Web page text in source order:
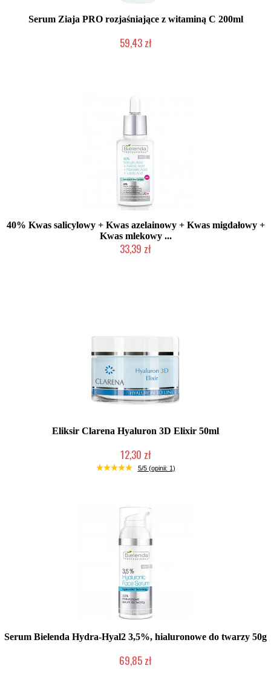
Serum Ziaja PRO rozjaśniające z witaminą C 200ml
59,43 zł
40% Kwas salicylowy + Kwas azelainowy + Kwas migdałowy +
Kwas mlekowy ...
33,39 zł
Eliksir Clarena Hyaluron 3D Elixir 50ml
12,30 zł
Produkt wycofany
5/5 (opinii: 1)
Serum Bielenda Hydra-Hyal2 3,5%, hialuronowe do twarzy 50g
69,85 zł